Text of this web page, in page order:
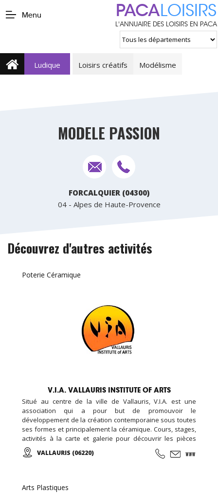
Menu PACALOISIRS
L'ANNUAIRE DES LOISIRS EN PACA
Ludique Loisirs créatifs Modélisme
MODELE PASSION
FORCALQUIER (04300)
04 - Alpes de Haute-Provence
Découvrez d'autres activités
Poterie Céramique
V.I.A. VALLAURIS INSTITUTE OF ARTS
Situé au centre de la ville de Vallauris, V.I.A. est une
association qui a pour but de promouvoir le
développement de la création contemporaine sous toutes
ses formes et principalement la céramique. Cours, stages,
activités à la carte et galerie pour découvrir les pièces
d’élèves et d’artistes internationaux...
VALLAURIS (06220)
Arts Plastiques